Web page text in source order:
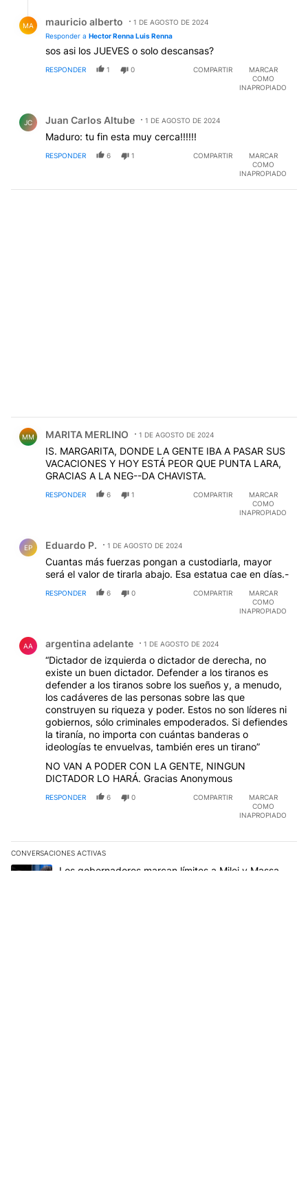
MA mauricio alberto
1 DE AGOSTO DE 2024
Responder a Hector Renna Luis Renna
sos asi los JUEVES o solo descansas?
RESPONDER 1 0 COMPARTIR
MARCAR
COMO
INAPROPIADO
JC Juan Carlos Altube 1 DE AGOSTO DE 2024
Maduro: tu fin esta muy cerca!!!!!!
RESPONDER 6 1 COMPARTIR
MARCAR
COMO
INAPROPIADO
MM MARITA MERLINO 1 DE AGOSTO DE 2024
IS. MARGARITA, DONDE LA GENTE IBA A PASAR SUS
VACACIONES Y HOY ESTÁ PEOR QUE PUNTA LARA,
GRACIAS A LA NEG--DA CHAVISTA.
RESPONDER 6 1 COMPARTIR
MARCAR
COMO
INAPROPIADO
EP Eduardo P. 1 DE AGOSTO DE 2024
Cuantas más fuerzas pongan a custodiarla, mayor
será el valor de tirarla abajo. Esa estatua cae en días.-
RESPONDER 6 0 COMPARTIR
MARCAR
COMO
INAPROPIADO
AA argentina adelante 1 DE AGOSTO DE 2024
“Dictador de izquierda o dictador de derecha, no
existe un buen dictador. Defender a los tiranos es
defender a los tiranos sobre los sueños y, a menudo,
los cadáveres de las personas sobre las que
construyen su riqueza y poder. Estos no son líderes ni
gobiernos, sólo criminales empoderados. Si defiendes
la tiranía, no importa con cuántas banderas o
ideologías te envuelvas, también eres un tirano”
NO VAN A PODER CON LA GENTE, NINGUN
DICTADOR LO HARÁ. Gracias Anonymous
RESPONDER 6 0 COMPARTIR
MARCAR
COMO
INAPROPIADO
CONVERSACIONES ACTIVAS
Este listado muestra los artículos con más comentarios en los
Un artículo de tendencia con el título "Los gobernadores
Los gobernadores marcan límites a Milei y Massa